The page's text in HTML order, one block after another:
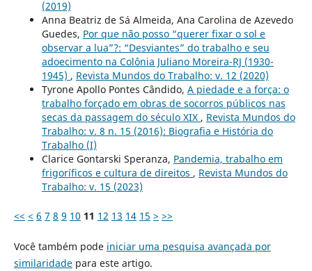
(2019)
Anna Beatriz de Sá Almeida, Ana Carolina de Azevedo
Guedes, Por que não posso “querer fixar o sol e
observar a lua”?: “Desviantes” do trabalho e seu
adoecimento na Colônia Juliano Moreira-RJ (1930-
1945) , Revista Mundos do Trabalho: v. 12 (2020)
Tyrone Apollo Pontes Cândido, A piedade e a força: o
trabalho forçado em obras de socorros públicos nas
secas da passagem do século XIX , Revista Mundos do
Trabalho: v. 8 n. 15 (2016): Biografia e História do
Trabalho (I)
Clarice Gontarski Speranza, Pandemia, trabalho em
frigoríficos e cultura de direitos , Revista Mundos do
Trabalho: v. 15 (2023)
<< < 6 7 8 9 10 11 12 13 14 15 > >>
Você também pode iniciar uma pesquisa avançada por
similaridadepara este artigo.